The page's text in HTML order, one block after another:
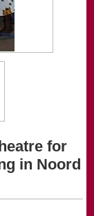
for
in Noord